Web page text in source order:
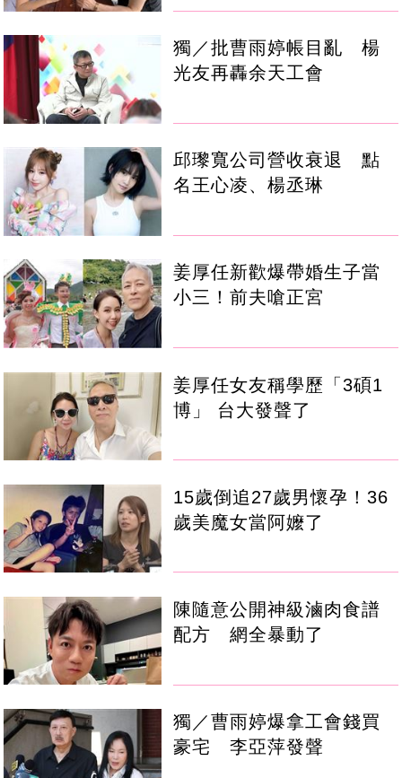
獨／批曹雨婷帳目亂 楊
光友再轟余天工會
邱瓈寬公司營收衰退 點
名王心凌、楊丞琳
姜厚任新歡爆帶婚生子當
小三！前夫嗆正宮
姜厚任女友稱學歷「3碩1
博」 台大發聲了
15歲倒追27歲男懷孕！36
歲美魔女當阿嬤了
陳隨意公開神級滷肉食譜
配方 網全暴動了
獨／曹雨婷爆拿工會錢買
豪宅 李亞萍發聲